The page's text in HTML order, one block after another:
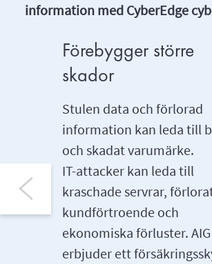
information med CyberEdge
Förebygger större
skador
Stulen data och förlorad
information kan leda till
och skadat varumärke.
IT-attacker kan leda till
kraschade servrar,
kundförtroende och
ekonomiska förluster. AIG
erbjuder ett